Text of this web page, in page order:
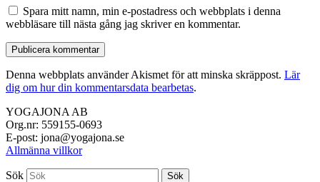
Spara mitt namn, min e-postadress och webbplats i denna
webbläsare till nästa gång jag skriver en kommentar.
Denna webbplats använder Akismet för att minska skräppost. Lär
dig om hur din kommentarsdata bearbetas.
YOGAJONA AB
Org.nr: 559155-0693
E-post: jona@yogajona.se
Allmänna villkor
Sök Sök